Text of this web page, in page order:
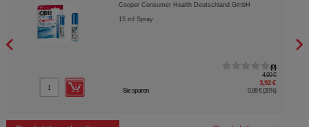
Cooper Consumer Health Deutschland GmbH
15ml Spray
0
4,90 €
3,92 €
Sie sparen 0,98 € (20%)